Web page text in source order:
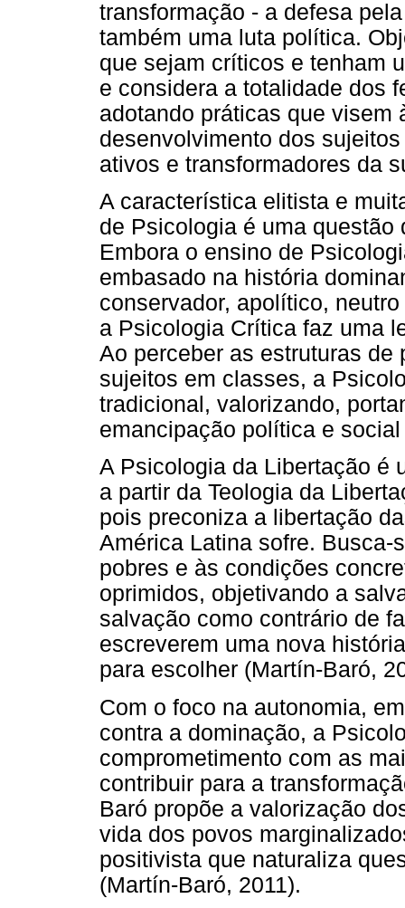
transformação - a defesa
também uma luta política.
que sejam críticos e tenham
e considera a totalidade dos
adotando práticas que visem
desenvolvimento dos
ativos e transformadores da
A característica elitista e
de Psicologia é uma
Embora o ensino de
embasado na história
conservador, apolítico,
a Psicologia Crítica faz uma
Ao perceber as estruturas
sujeitos em classes, a
tradicional, valorizando,
emancipação política e
A Psicologia da Libertação é
a partir da Teologia da
pois preconiza a libertação
América Latina sofre. Busca-
pobres e às condições
oprimidos, objetivando a
salvação como contrário de
escreverem uma nova
para escolher (Martín-Baró,
Com o foco na autonomia,
contra a dominação, a
comprometimento com as
contribuir para a
Baró propõe a valorização
vida dos povos
positivista que naturaliza
(Martín-Baró, 2011).